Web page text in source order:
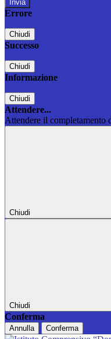
Errore
Chiudi
Successo
Chiudi
Informazione
Chiudi
Attendere...
Attendere il completamento
Chiudi
Chiudi
Conferma
Annulla Conferma